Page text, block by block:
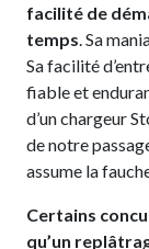
facilité de
temps . Sa
Sa facilité
fiable et
d’un chargeur
de notre
assume la
Certains
qu’un